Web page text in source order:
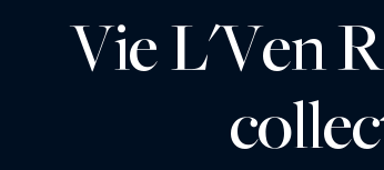
Vie L'Ven